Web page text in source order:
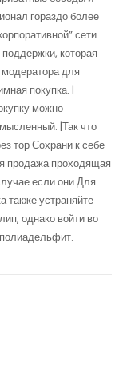
гораздо более
сети.
которая
для
покупка. |
можно
|Так что
тор Сохрани к себе
продажа проходящая
если они Для
также устраняйте
однако войти во